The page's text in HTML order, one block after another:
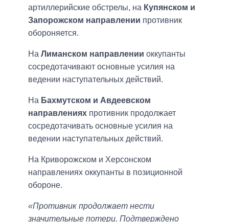
артиллерийские обстрелы, на Купянском и
Запорожском направлении противник
обороняется.
На Лиманском направлении оккупанты
сосредотачивают основные усилия на
ведении наступательных действий.
На Бахмутском и Авдеевском
направлениях противник продолжает
сосредотачивать основные усилия на
ведении наступательных действий.
На Криворожском и Херсонском
направлениях оккупанты в позиционной
обороне.
«Противник продолжает нести
значительные потери. Подтверждено